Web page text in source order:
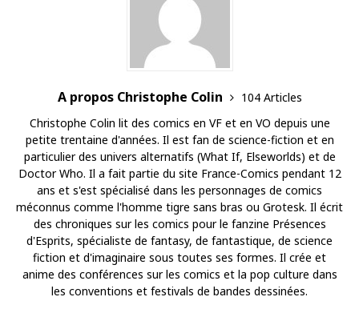
A propos Christophe Colin
104 Articles
Christophe Colin lit des comics en VF et en VO depuis une
petite trentaine d'années. Il est fan de science-fiction et en
particulier des univers alternatifs (What If, Elseworlds) et de
Doctor Who. Il a fait partie du site France-Comics pendant 12
ans et s'est spécialisé dans les personnages de comics
méconnus comme l'homme tigre sans bras ou Grotesk. Il écrit
des chroniques sur les comics pour le fanzine Présences
d'Esprits, spécialiste de fantasy, de fantastique, de science
fiction et d'imaginaire sous toutes ses formes. Il crée et
anime des conférences sur les comics et la pop culture dans
les conventions et festivals de bandes dessinées.